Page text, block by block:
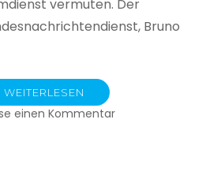
vermuten. Der
Bruno
WEITERLESEN
einen Kommentarzu